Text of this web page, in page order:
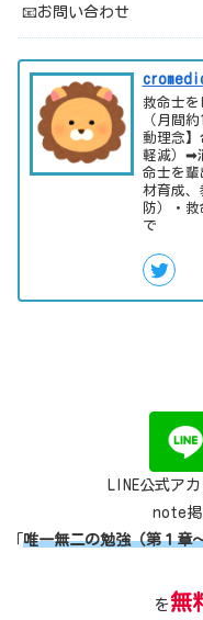
📧お問い合わせ
救命士を
（月間
動理念】
軽減）➡
命士を
材育成、
防）・救
で
LINE公式ア
note掲
唯一無二の勉強（第１章
を無